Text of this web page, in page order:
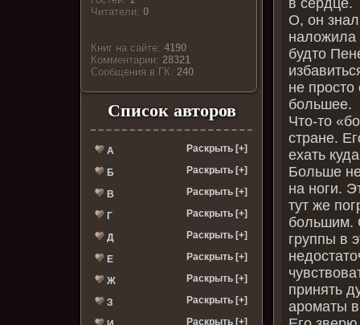
Читатели:0
Книг на сайте:4190
Комментарии:28321
Cообщения в ГК:240
Список авторов
А Раскрыть [+]
Б Раскрыть [+]
В Раскрыть [+]
Г Раскрыть [+]
Д Раскрыть [+]
Е Раскрыть [+]
Ж Раскрыть [+]
З Раскрыть [+]
Раскрыть [+]
О, он
наложила
будто
не
большее.
Что‑то
стране.
ехать
Больше
на ноги.
тут же
большим.
группы в
принять
ароматы